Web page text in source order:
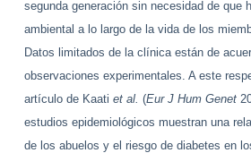
segunda generación sin necesidad de que
ambiental a lo largo de la vida de los
Datos limitados de la clínica están de
observaciones experimentales. A este
artículo de Kaati et al. (Eur J Hum Genet
estudios epidemiológicos muestran una
de los abuelos y el riesgo de diabetes en